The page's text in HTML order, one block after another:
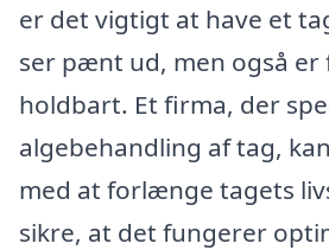
er det vigtigt at have et
ser pænt ud, men også
holdbart. Et firma, der
algebehandling af tag,
med at forlænge tagets
sikre, at det fungerer